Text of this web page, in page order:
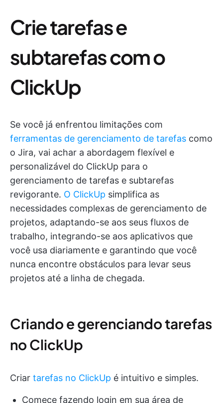
Crie tarefas e
subtarefas com o
ClickUp
Se você já enfrentou limitações com
ferramentas de gerenciamento de tarefas como
o Jira, vai achar a abordagem flexível e
personalizável do ClickUp para o
gerenciamento de tarefas e subtarefas
revigorante. O ClickUp simplifica as
necessidades complexas de gerenciamento de
projetos, adaptando-se aos seus fluxos de
trabalho, integrando-se aos aplicativos que
você usa diariamente e garantindo que você
nunca encontre obstáculos para levar seus
projetos até a linha de chegada.
Criando e gerenciando tarefas
no ClickUp
Criar tarefas no ClickUp é intuitivo e simples.
Comece fazendo login em sua área de